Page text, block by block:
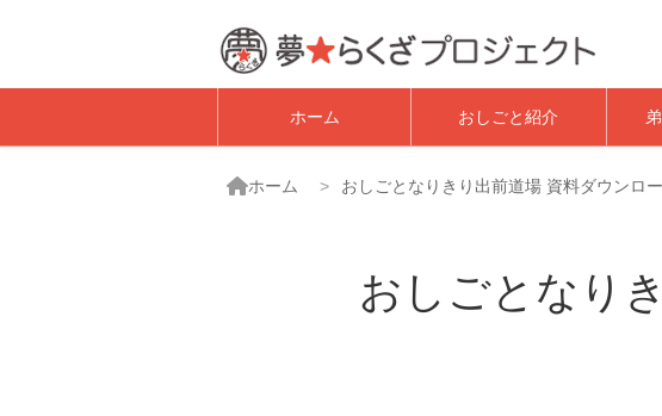
子ども職業体験・おし
ホーム おしごと紹介
ホーム おしごとなりきり出前道場 資料ダウンロ
おしごとなり